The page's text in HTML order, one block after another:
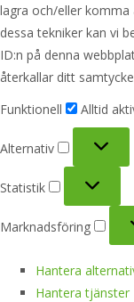
lagra och/eller
dessa tekniker kan vi
ID:n på denna
återkallar ditt
Funktionell
Alltid
Alternativ
Statistik
Marknadsföring
Hantera
Hantera tjänster